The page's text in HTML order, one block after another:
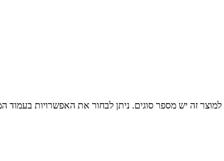
למוצר זה יש מספר סוגים. ניתן לבחור את האפשרויות בעמוד